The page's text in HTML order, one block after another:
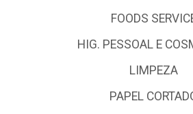
FOODS
HIG. PESSOAL E
LIMPEZA
PAPEL